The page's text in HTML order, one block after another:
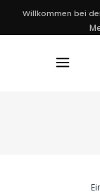
Willkommen bei